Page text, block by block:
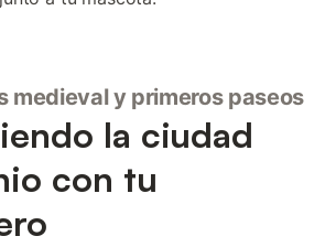
medieval y primeros paseos
la ciudad
con tu